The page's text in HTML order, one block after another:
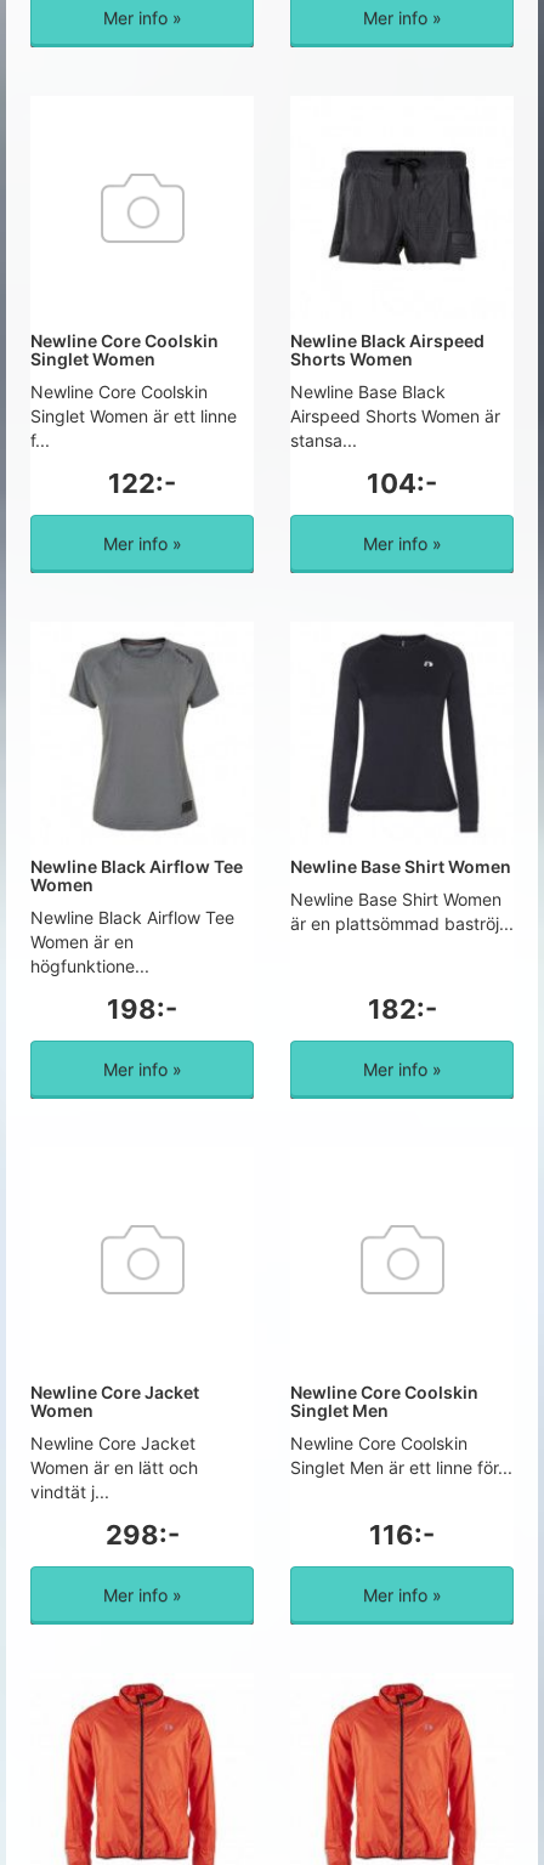
Mer info » Mer info »
Newline Core Coolskin
Singlet Women
Newline Core Coolskin
Singlet Women är ett linne
f...
122:-
Mer info »
Newline Black Airspeed
Shorts Women
Newline Base Black
Airspeed Shorts Women är
stansa...
104:-
Mer info »
Newline Black Airflow Tee
Women
Newline Black Airflow Tee
Women är en
högfunktione...
198:-
Mer info »
Newline Base Shirt Women
Newline Base Shirt Women
är en plattsömmad baströj...
182:-
Mer info »
Newline Core Jacket
Women
Newline Core Jacket
Women är en lätt och
vindtät j...
298:-
Mer info »
Newline Core Coolskin
Singlet Men
Newline Core Coolskin
Singlet Men är ett linne för...
116:-
Mer info »